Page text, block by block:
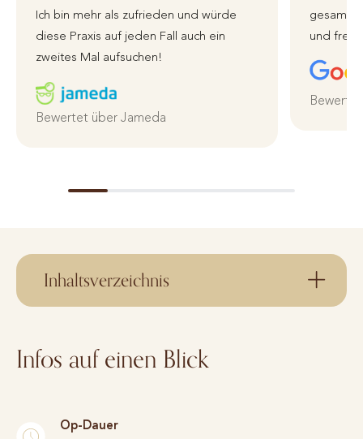
Ich bin mehr als zufrieden und würde
diese Praxis auf jeden Fall auch ein
zweites Mal aufsuchen!
Bewertet über Jameda
gesamte
und
Inhaltsverzeichnis
Infos auf einen Blick
Op-Dauer